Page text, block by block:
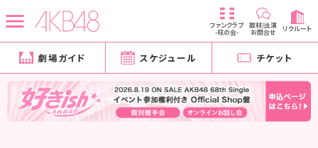
ファンクラブ
-柱の会-
取材/出演
お問合せ リクルート
劇場ガイド スケジュール チケット